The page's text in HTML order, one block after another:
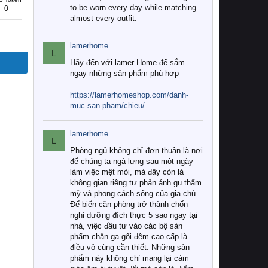
0
to be worn every day while matching
almost every outfit.
L
lamerhome
Hãy đến với lamer Home để sắm
ngay những sản phẩm phù hợp
https://lamerhomeshop.com/danh-
muc-san-pham/chieu/
L
lamerhome
Phòng ngủ không chỉ đơn thuần là nơi
để chúng ta ngả lưng sau một ngày
làm việc mệt mỏi, mà đây còn là
không gian riêng tư phản ánh gu thẩm
mỹ và phong cách sống của gia chủ.
Để biến căn phòng trở thành chốn
nghỉ dưỡng đích thực 5 sao ngay tại
nhà, việc đầu tư vào các bộ sản
phẩm chăn ga gối đệm cao cấp là
điều vô cùng cần thiết. Những sản
phẩm này không chỉ mang lại cảm